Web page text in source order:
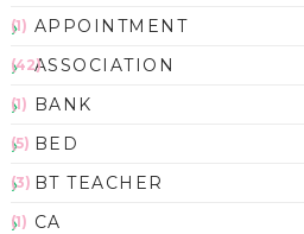
APPOINTMENT
(1)
ASSOCIATION
(42)
BANK
(1)
BED
(5)
BT TEACHER
(3)
CA
(1)